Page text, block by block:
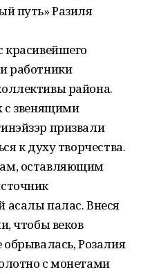
путь» Разиля
красивейшего
работники
района.
с звенящими
призвали
к духу творчества.
оставляющим
палас. Внеся
чтобы веков
Розалия
с монетами